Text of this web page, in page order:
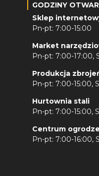
GODZINY
Sklep
Pn-pt: 7:00-15:00
Market
Pn-pt: 7:00-17:00,
Produkcja
Pn-pt: 7:00-15:00,
Hurtownia stali
Pn-pt: 7:00-15:00,
Centrum
Pn-pt: 7:00-16:00,